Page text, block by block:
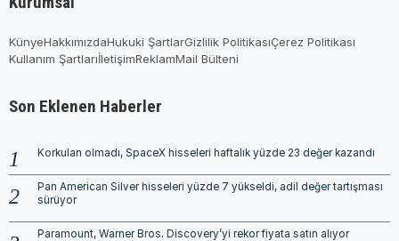
KünyeHakkımızdaHukuki ŞartlarGizlilik PolitikasıÇerez Politikası
Kullanım ŞartlarıİletişimReklamMail Bülteni
Son Eklenen Haberler
Korkulan olmadı, SpaceX hisseleri haftalık yüzde 23 değer kazandı
Pan American Silver hisseleri yüzde 7 yükseldi, adil değer tartışması
sürüyor
Paramount, Warner Bros. Discovery’yi rekor fiyata satın alıyor